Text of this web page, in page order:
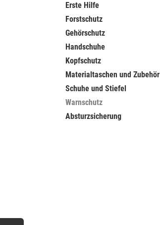
Erste Hilfe
Forstschutz
Gehörschutz
Handschuhe
Kopfschutz
Materialtaschen und Zubehör
Schuhe und Stiefel
Warnschutz
Absturzsicherung